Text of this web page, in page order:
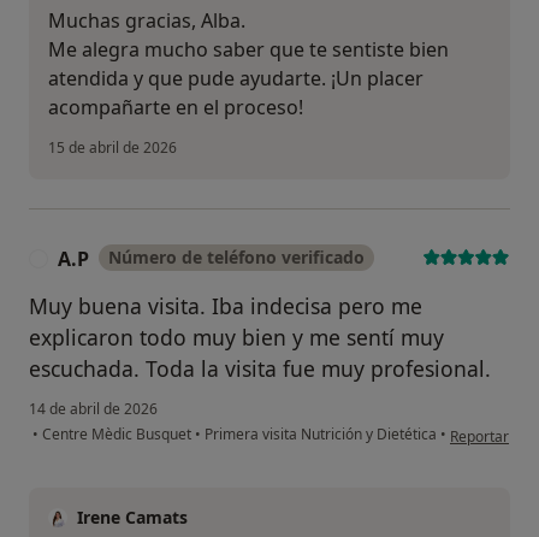
Muchas gracias, Alba.
Me alegra mucho saber que te sentiste bien
atendida y que pude ayudarte. ¡Un placer
acompañarte en el proceso!
15 de abril de 2026
A.P Número de teléfono verificado
Muy buena visita. Iba indecisa pero me
explicaron todo muy bien y me sentí muy
escuchada. Toda la visita fue muy profesional.
14 de abril de 2026
• Centre Mèdic Busquet • Primera visita Nutrición y Dietética • en opinión
Reportar
Irene Camats